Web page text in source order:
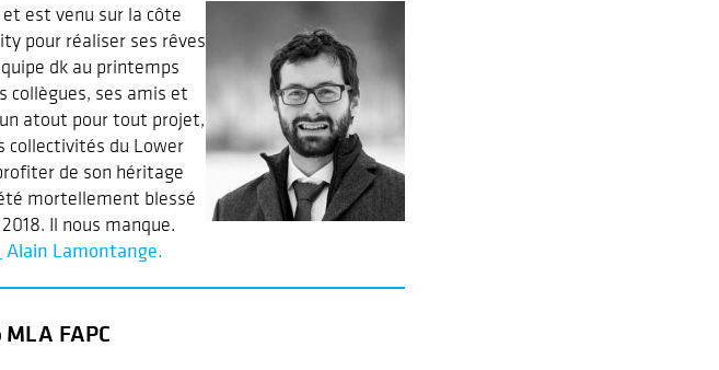
est venu sur la côte
pour réaliser ses rêves
dk au printemps
collègues, ses amis et
atout pour tout projet,
collectivités du Lower
de son héritage
mortellement blessé
Il nous manque.
Alain Lamontange.
FAPC